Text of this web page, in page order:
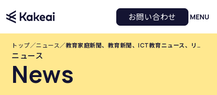
お問い合わせ MENU
トップ／ニュース／ 教育家庭新聞、教育新聞、ICT教育ニュース、リシード、月刊私塾界、大学ジャーナルオンラインに掲載されました。
ニュース
News